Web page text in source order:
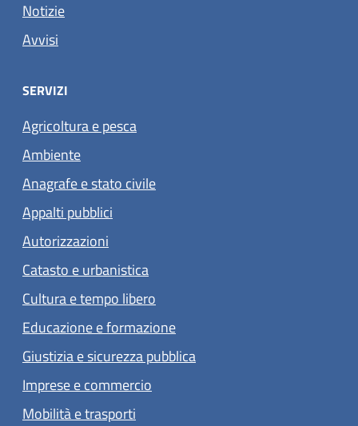
Notizie
Avvisi
SERVIZI
Agricoltura e pesca
Ambiente
Anagrafe e stato civile
Appalti pubblici
Autorizzazioni
Catasto e urbanistica
Cultura e tempo libero
Educazione e formazione
Giustizia e sicurezza pubblica
Imprese e commercio
Mobilità e trasporti